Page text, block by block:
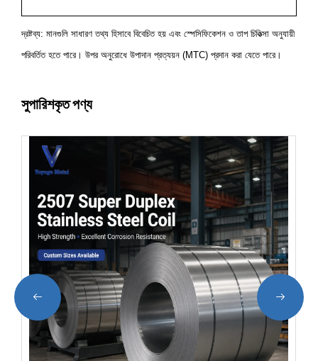
দ্রষ্টব্য: মানগুলি সাধারণ তথ্য হিসাবে বিবেচিত হয় এবং স্পেসিফিকেশন ও তাপ চিকিত্সা অনুযায়ী
পরিবর্তিত হতে পারে। উপর অনুরোধে উপাদান প্রত্যয়ন (MTC) প্রদান করা যেতে পারে।
সুপারিশকৃত পণ্য